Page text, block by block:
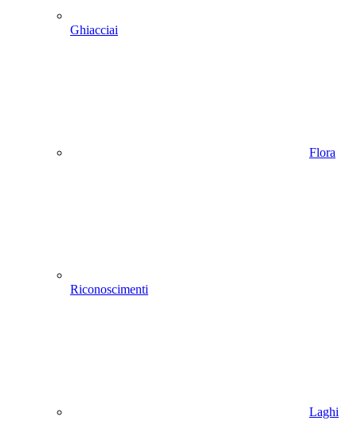
Ghiacciai
Flora
Riconoscimenti
Laghi